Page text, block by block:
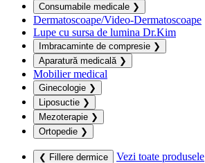
Consumabile medicale ❯
Dermatoscoape/Video-Dermatoscoape
Lupe cu sursa de lumina Dr.Kim
Imbracaminte de compresie ❯
Aparatură medicală ❯
Mobilier medical
Ginecologie ❯
Liposuctie ❯
Mezoterapie ❯
Ortopedie ❯
❮ Fillere dermice
Vezi toate produsele